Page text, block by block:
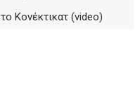
Κονέκτικατ (video)